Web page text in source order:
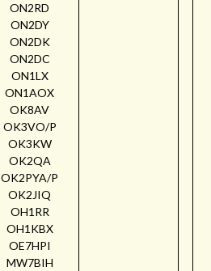
ON2RD
ON2DY
ON2DK
ON2DC
ON1LX
ON1AOX
OK8AV
OK3VO/P
OK3KW
OK2QA
OK2PYA/P
OK2JIQ
OH1RR
OH1KBX
OE7HPI
MW7BIH